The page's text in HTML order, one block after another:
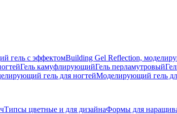
гель с эффектомBuilding Gel Reflection,
Гель камуфлирующийГель перламутровый
гель для ногтейМоделирующий гель
Типсы цветные и для дизайнаФормы для